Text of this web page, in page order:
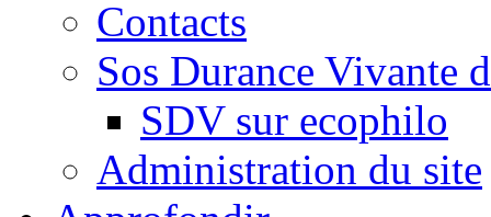
Contacts
Sos Durance Vivante
SDV sur ecophilo
Administration du site